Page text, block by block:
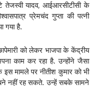
तेजस्वी यादव, आईआरसीटीसी के
प्रेमचंद गुप्ता की पत्नी
गया है.
को लेकर भाजपा के केंद्रीय
काम कर रहा है. उन्होंने जैसा
इस मामले पर नीतीश कुमार को भी
नहीं रह सकते. उन्हें सबके सामने